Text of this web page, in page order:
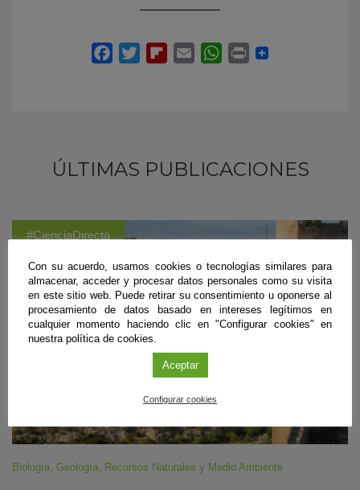
ÚLTIMAS PUBLICACIONES
#CienciaDirecta
Biología Geología Recursos Naturales y Medio Ambiente
Con su acuerdo, usamos cookies o tecnologías similares para
almacenar, acceder y procesar datos personales como su visita
en este sitio web. Puede retirar su consentimiento u oponerse al
procesamiento de datos basado en intereses legítimos en
cualquier momento haciendo clic en "Configurar cookies" en
nuestra política de cookies.
Aceptar
Configurar cookies